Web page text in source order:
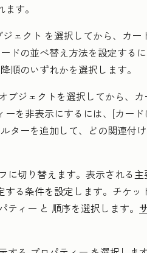
す。
ジェクト を選択してから、カー
ドの並べ替え方法を設定するに
順のいずれかを選択します。
オブジェクトを選択してから、カ
ーを非表示にするには、[カード
ターを追加して、どの関連付
に切り替えます。表示される主
る条件を設定します。チケッ
ティー と 順序を選択します。